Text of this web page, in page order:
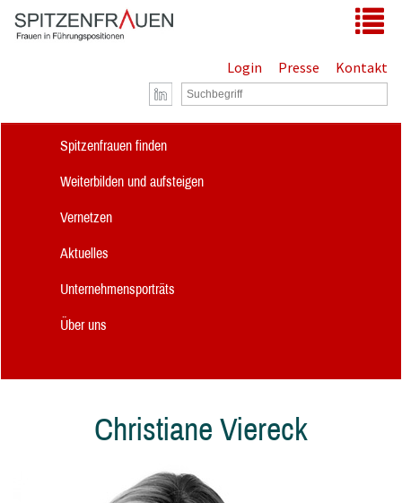
Zum Hauptinhalt springen
Login Presse Kontakt
Spitzenfrauen finden
Weiterbilden und aufsteigen
Vernetzen
Aktuelles
Unternehmensporträts
Über uns
Christiane Viereck